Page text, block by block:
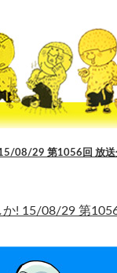
08/29 第1056回 放送
か! 15/08/29 第